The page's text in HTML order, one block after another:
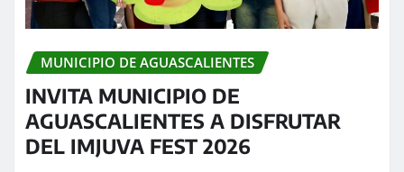
MUNICIPIO DE AGUASCALIENTES
INVITA MUNICIPIO DE
AGUASCALIENTES A DISFRUTAR
DEL IMJUVA FEST 2026